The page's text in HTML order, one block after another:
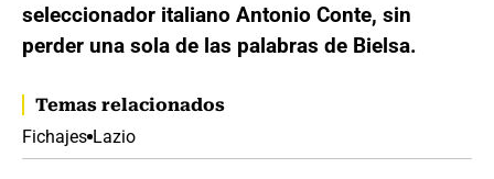
seleccionador italiano Antonio Conte, sin
perder una sola de las palabras de Bielsa.
Temas relacionados
Fichajes Lazio